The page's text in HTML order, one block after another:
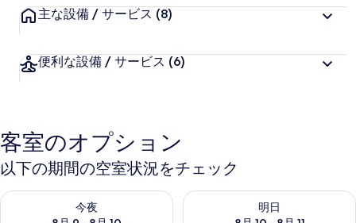
主な設備 / サービス (8)
便利な設備 / サービス (6)
客室のオプション
以下の期間の空室状況をチェック
今夜
今夜 8月 9 - 8月 10 の空室状況をチェック
明日
明日 8月 10 - 8月 11 の空室状